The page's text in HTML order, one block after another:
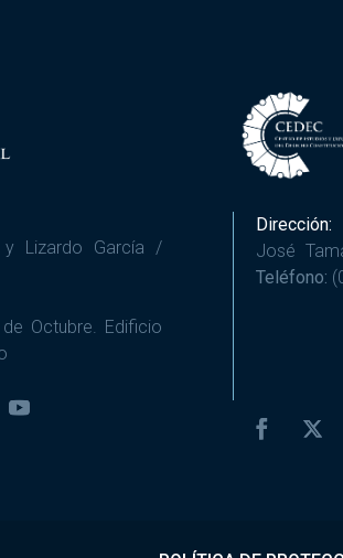
Lizardo García /
Octubre. Edificio
Dirección:
José
Teléfono: